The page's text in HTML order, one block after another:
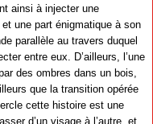
ainsi à injecter une
une part énigmatique à son
parallèle au travers duquel
entre eux. D’ailleurs, l’une
des ombres dans un bois,
que la transition opérée
cette histoire est une
d’un visage à l’autre, et